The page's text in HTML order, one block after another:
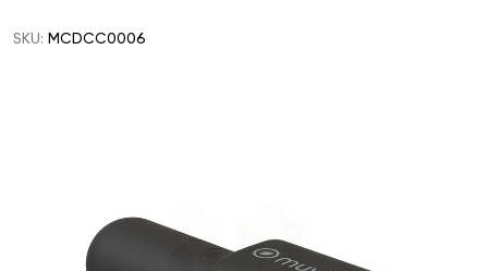
SKU: MCDCC0006